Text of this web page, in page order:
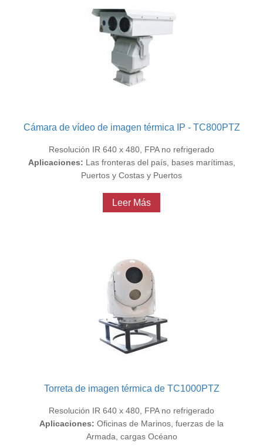
Cámara de vídeo de imagen térmica IP - TC800PTZ
Resolución IR 640 x 480, FPA no refrigerado
Aplicaciones: Las fronteras del país, bases marítimas,
Puertos y Costas y Puertos
Leer Más
Torreta de imagen térmica de TC1000PTZ
Resolución IR 640 x 480, FPA no refrigerado
Aplicaciones: Oficinas de Marinos, fuerzas de la
Armada, cargas Océano